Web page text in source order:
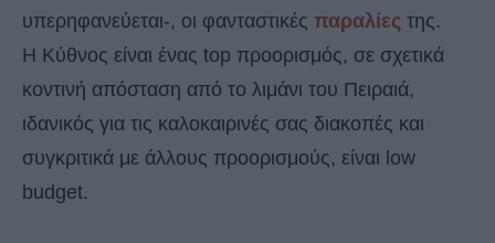
υπερηφανεύεται-, οι φανταστικές παραλίες της.
Η Κύθνος είναι ένας top προορισμός, σε σχετικά
κοντινή απόσταση από το λιμάνι του Πειραιά,
ιδανικός για τις καλοκαιρινές σας διακοπές και
συγκριτικά με άλλους προορισμούς, είναι low
budget.